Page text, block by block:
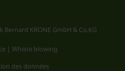
KRONE GmbH & Co.KG
| Whiste blowing
des données